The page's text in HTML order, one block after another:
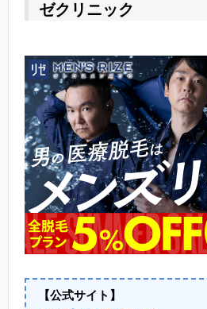
ゼクリニック
【公式サイト】